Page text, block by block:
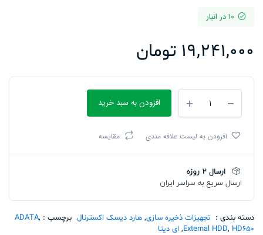
10 در انبار
19,241,000 تومان
اکسترنال
ای
HD650
تعداد
افزودن به سبد خرید
افزودن به لیست علاقه مندی مقایسه
ارسال 2 روزه
ارسال سریع به سراسر ایران
دسته بندی : تجهیزات ذخیره سازی, هارد دیسک اکسترنال برچسب : ADATA,
External HDD, HD650
, ای دیتا